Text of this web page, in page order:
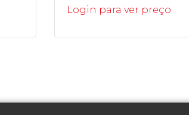
Login para ver preço